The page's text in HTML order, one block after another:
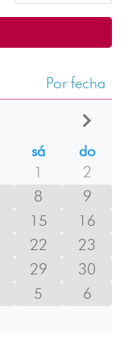
Por fecha
sá
do
1
2
8
9
15
16
22
23
29
30
5 6